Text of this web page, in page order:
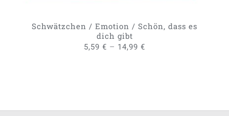
GEWÄHLT
Schwätzchen / Emotion / Schön, dass es
dich gibt
5,59 € – 14,99 €